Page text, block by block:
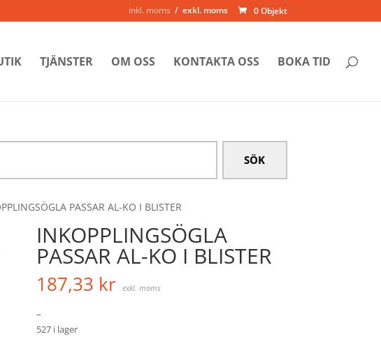
0 Objekt
inkl. moms exkl. moms
TJÄNSTER OM OSS KONTAKTA OSS BOKA TID
PASSAR AL-KO I BLISTER
INKOPPLINGSÖGLA
PASSAR AL-KO I BLISTER
187,33 kr exkl. moms
–
527 i lager